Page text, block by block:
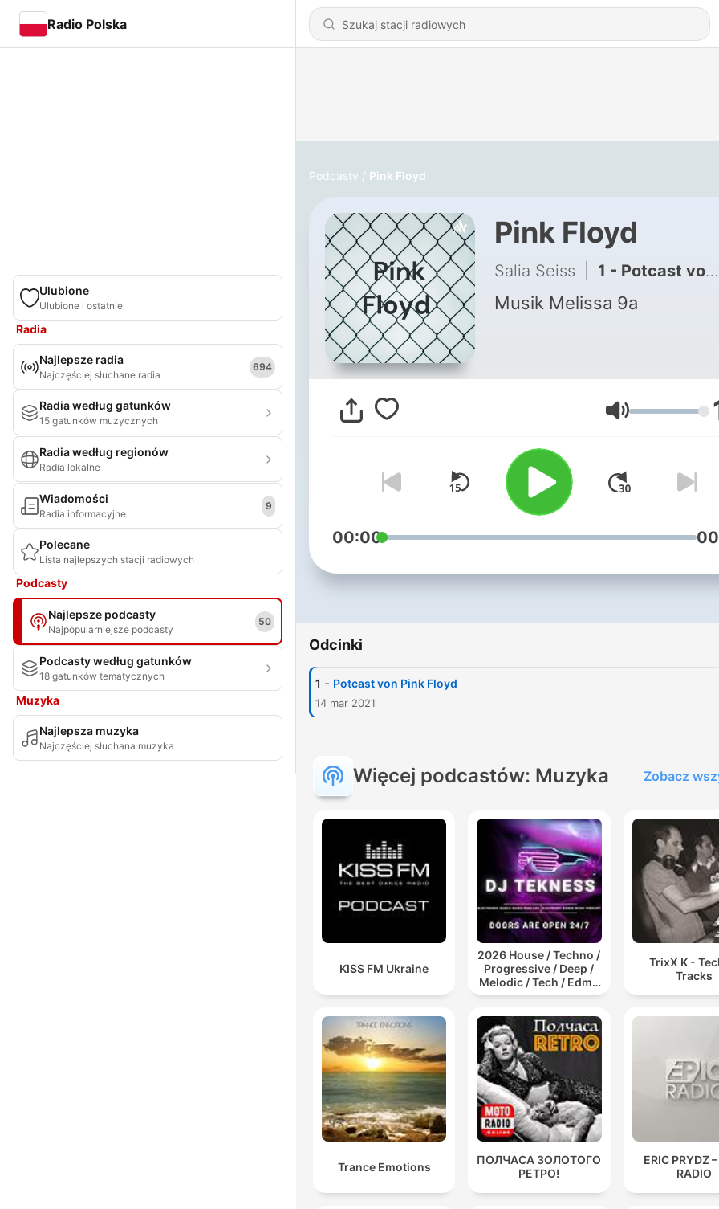
Radio Polska
Ulubione
Ulubione i ostatnie
Radia
Najlepsze radia
Najczęściej słuchane radia
694
Radia według gatunków
15 gatunków muzycznych
Radia według regionów
Radia lokalne
Wiadomości
Radia informacyjne
9
Polecane
Lista najlepszych stacji radiowych
Podcasty
Najlepsze podcasty
Najpopularniejsze podcasty
50
Podcasty według gatunków
18 gatunków tematycznych
Muzyka
Najlepsza muzyka
Najczęściej słuchana muzyka
Podcasty Pink Floyd
Pink Floyd
Salia Seiss 1 - Potcast von Pink Floyd
Musik Melissa 9a
Głośność
00:00
Odcinki
1 - Potcast von Pink Floyd
14 mar 2021
Więcej podcastów: Muzyka Zobacz
KISS FM Ukraine
2026 House / Techno /
Progressive / Deep /
Melodic / Tech / Edm /
Afro / ibiza DJ Mix /
Electronic Dance Musi
TrixX K -
Tracks
Trance Emotions
ПОЛЧАСА ЗОЛОТОГО
РЕТРО!
ERIC PRYDZ
RADIO